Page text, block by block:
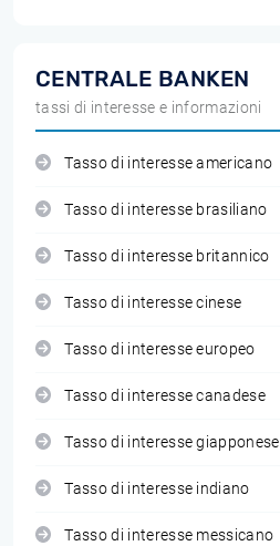
CENTRALE BANKEN
tassi di interesse e informazioni
Tasso di interesse americano
Tasso di interesse brasiliano
Tasso di interesse britannico
Tasso di interesse cinese
Tasso di interesse europeo
Tasso di interesse canadese
Tasso di interesse giapponese
Tasso di interesse indiano
Tasso di interesse messicano